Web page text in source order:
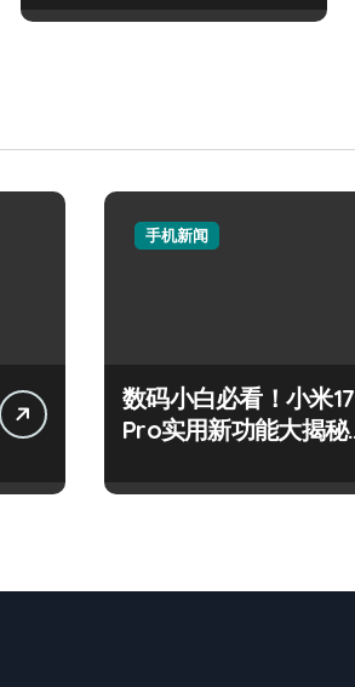
手机新闻
数码小白必看！小米17
Pro实用新功能大揭秘